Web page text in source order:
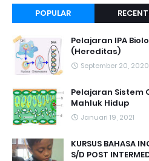
POPULAR
Pelajaran IPA
(Hereditas)
September 20, 2020
Pelajaran Sistem
Mahluk Hidup
Januari 19, 2021
KURSUS BAHASA
S/D POST